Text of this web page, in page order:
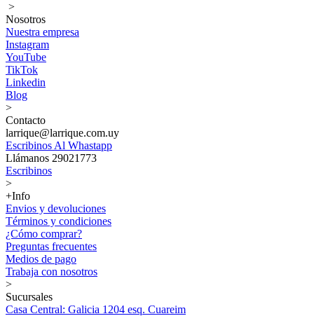
>
Nosotros
Nuestra empresa
Instagram
YouTube
TikTok
Linkedin
Blog
>
Contacto
larrique@larrique.com.uy
Escribinos Al Whastapp
Llámanos 29021773
Escribinos
>
+Info
Envios y devoluciones
Términos y condiciones
¿Cómo comprar?
Preguntas frecuentes
Medios de pago
Trabaja con nosotros
>
Sucursales
Casa Central: Galicia 1204 esq. Cuareim